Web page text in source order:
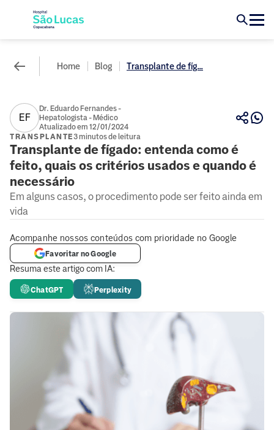
Home Blog Transplante de fíg...
EF
Dr. Eduardo Fernandes -
Hepatologista - Médico
Atualizado em 12/01/2024
TRANSPLANTE3 minutos de leitura
Transplante de fígado: entenda como é
feito, quais os critérios usados e quando é
necessário
Em alguns casos, o procedimento pode ser feito ainda em
vida
Resuma este artigo com IA:
ChatGPT Perplexity
Acompanhe nossos conteúdos com prioridade no Google
Favoritar no Google